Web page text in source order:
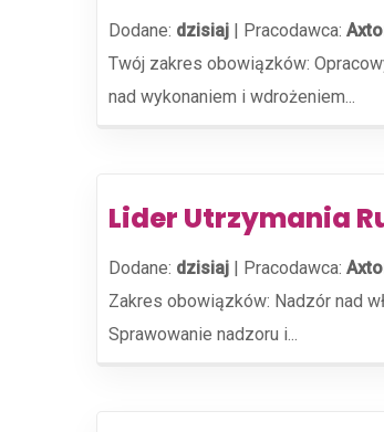
Dodane: dzisiaj | Pracodawca:
Twój zakres obowiązków:
nad wykonaniem i wdrożeniem...
Lider Utrzymania
Dodane: dzisiaj | Pracodawca:
Zakres obowiązków: Nadzór nad
Sprawowanie nadzoru i...